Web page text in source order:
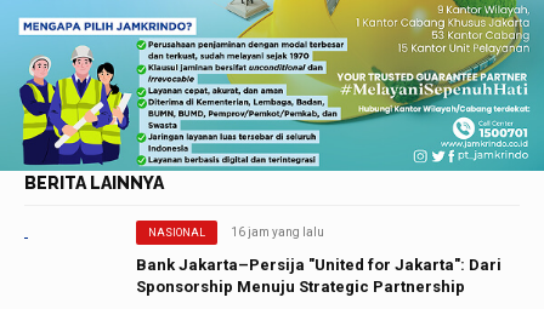
BERITA LAINNYA
NASIONAL 16 jam yang lalu
Bank Jakarta–Persija "United for Jakarta": Dari
Sponsorship Menuju Strategic Partnership